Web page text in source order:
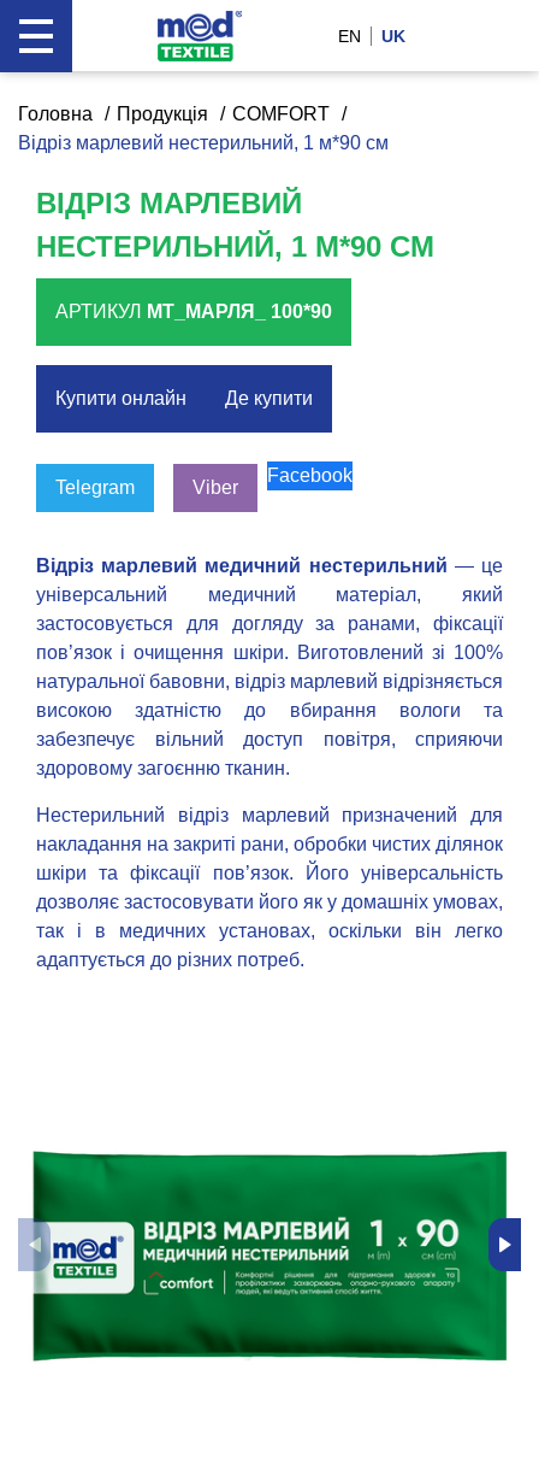
EN UK
Головна Продукція
COMFORT
Відріз марлевий нестерильний, 1 м*90 см
ВІДРІЗ МАРЛЕВИЙ
НЕСТЕРИЛЬНИЙ, 1 М*90 СМ
АРТИКУЛ МТ_МАРЛЯ_ 100*90
Купити онлайн Де купити
Telegram Viber
Facebook
Відріз марлевий медичний нестерильний — це
універсальний медичний матеріал, який
застосовується для догляду за ранами, фіксації
пов’язок і очищення шкіри. Виготовлений зі 100%
натуральної бавовни, відріз марлевий відрізняється
високою здатністю до вбирання вологи та
забезпечує вільний доступ повітря, сприяючи
здоровому загоєнню тканин.
Нестерильний відріз марлевий призначений для
накладання на закриті рани, обробки чистих ділянок
шкіри та фіксації пов’язок. Його універсальність
дозволяє застосовувати його як у домашніх умовах,
так і в медичних установах, оскільки він легко
адаптується до різних потреб.